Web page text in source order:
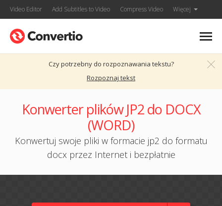
Video Editor Add Subtitles to Video Compress Video Więcej
Czy potrzebny do rozpoznawania tekstu?
Rozpoznaj tekst
Konwerter plików JP2 do DOCX
(WORD)
Konwertuj swoje pliki w formacie jp2 do formatu
docx przez Internet i bezpłatnie